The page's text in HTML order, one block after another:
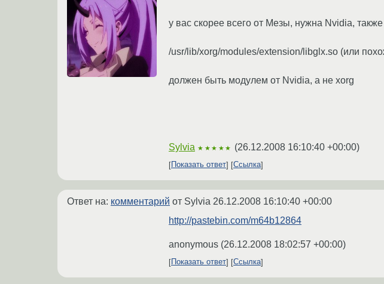
у вас скорее всего от Мезы, нужна Nvidia, также
/usr/lib/xorg/modules/extension/libglx.so (или
должен быть модулем от Nvidia, а не xorg
Sylvia ★★★★★ (26.12.2008 16:10:40 +00:00)
Показать ответ Ссылка
Ответ на: комментарий от Sylvia 26.12.2008 16:10:40 +00:00
http://pastebin.com/m64b12864
anonymous (26.12.2008 18:02:57 +00:00)
Показать ответ Ссылка